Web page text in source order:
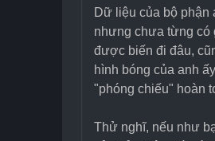
Dữ liệu của bộ phận
nhưng chưa từng có
được biến đi đâu,
hình bóng của anh
"phóng chiếu" hoàn
Thử nghĩ, nếu như